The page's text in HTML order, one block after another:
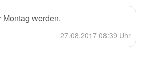
werden.
27.08.2017 08:39 Uhr